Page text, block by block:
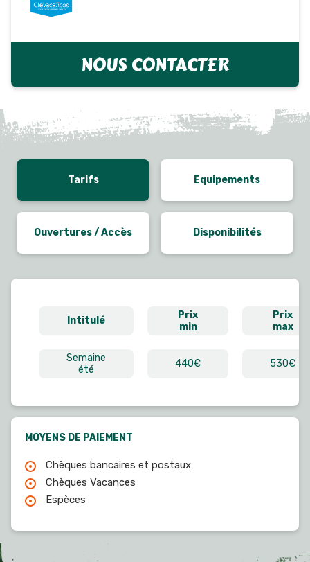
NOUS CONTACTER
Tarifs Equipements
Ouvertures / Accès Disponibilités
Intitulé
Prix
min
Prix
max
Semaine
été
440€ 530€
MOYENS DE PAIEMENT
Chèques bancaires et postaux
Chèques Vacances
Espèces